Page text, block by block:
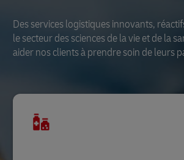
Des services logistiques innovants,
le secteur des sciences de la vie et de la
aider nos clients à prendre soin de leurs